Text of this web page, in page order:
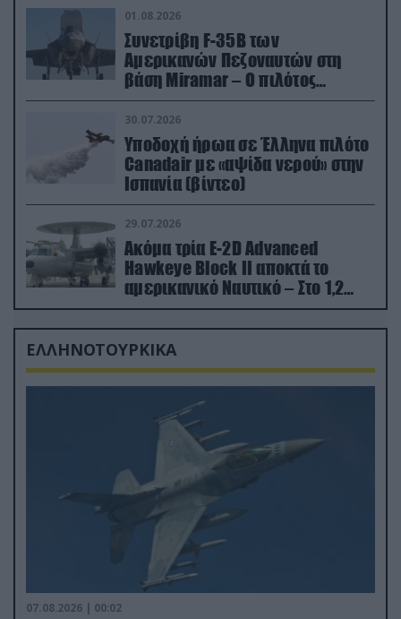
01.08.2026
Συνετρίβη F-35B των
Αμερικανών Πεζοναυτών στη
βάση Miramar – Ο πιλότος
εκτινάχθηκε εγκαίρως
30.07.2026
Υποδοχή ήρωα σε Έλληνα πιλότο
Canadair με «αψίδα νερού» στην
Ισπανία (βίντεο)
29.07.2026
Ακόμα τρία E-2D Advanced
Hawkeye Block II αποκτά το
αμερικανικό Ναυτικό – Στο 1,2
δισ.δολάρια το κόστος
ΕΛΛΗΝΟΤΟΥΡΚΙΚΑ
07.08.2026 | 00:02